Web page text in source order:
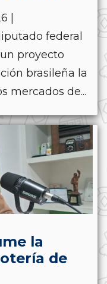
|
federal
proyecto
brasileña la
mercados de...
la
de